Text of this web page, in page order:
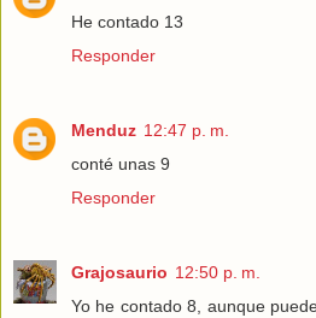
He contado 13
Responder
Menduz 12:47 p. m.
conté unas 9
Responder
Grajosaurio 12:50 p. m.
Yo he contado 8, aunque